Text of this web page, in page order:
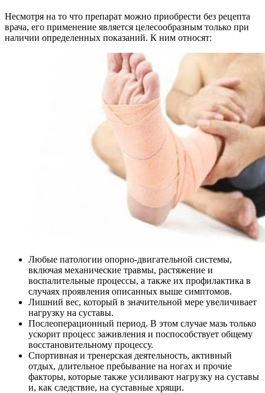
Несмотря на то что препарат можно приобрести без рецепта
врача, его применение является целесообразным только при
наличии определенных показаний. К ним относят:
Любые патологии опорно-двигательной системы,
включая механические травмы, растяжение и
воспалительные процессы, а также их профилактика в
случаях проявления описанных выше симптомов.
Лишний вес, который в значительной мере увеличивает
нагрузку на суставы.
Послеоперационный период. В этом случае мазь только
ускорит процесс заживления и поспособствует общему
восстановительному процессу.
Спортивная и тренерская деятельность, активный
отдых, длительное пребывание на ногах и прочие
факторы, которые также усиливают нагрузку на суставы
и, как следствие, на суставные хрящи.